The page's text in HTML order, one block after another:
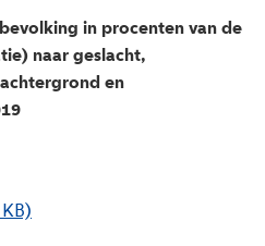
in procenten van de
naar geslacht,
en